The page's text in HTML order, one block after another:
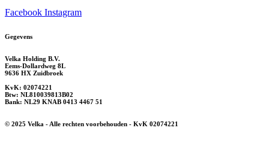
Facebook Instagram
Gegevens
Velka Holding B.V.
Eems-Dollardweg 8L
9636 HX Zuidbroek
KvK: 02074221
Btw: NL810039813B02
Bank: NL29 KNAB 0413 4467 51
© 2025 Velka - Alle rechten voorbehouden - KvK 02074221